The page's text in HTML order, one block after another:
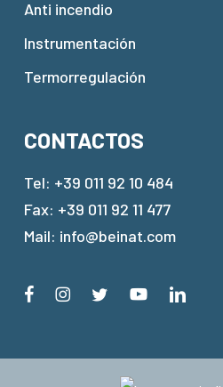
Anti incendio
Instrumentación
Termorregulación
CONTACTOS
Tel: +39 011 92 10 484
Fax: +39 011 92 11 477
Mail: info@beinat.com